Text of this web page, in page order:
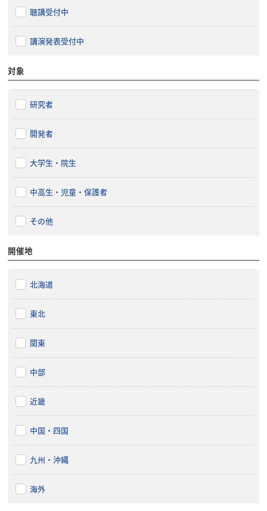
聴講受付中
講演発表受付中
対象
研究者
開発者
大学生・院生
中高生・児童・保護者
その他
開催地
北海道
東北
関東
中部
近畿
中国・四国
九州・沖縄
海外